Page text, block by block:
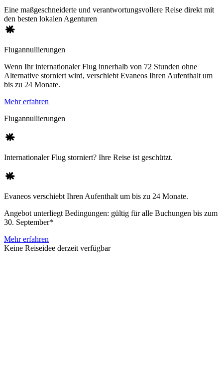
Eine maßgeschneiderte und verantwortungsvollere Reise direkt mit
den besten lokalen Agenturen
Flugannullierungen
Wenn Ihr internationaler Flug innerhalb von 72 Stunden ohne
Alternative storniert wird, verschiebt Evaneos Ihren Aufenthalt um
bis zu 24 Monate.
Mehr erfahren
Flugannullierungen
Internationaler Flug storniert? Ihre Reise ist geschützt.
Evaneos verschiebt Ihren Aufenthalt um bis zu 24 Monate.
Angebot unterliegt Bedingungen: gültig für alle Buchungen bis zum
30. September*
Mehr erfahren
Keine Reiseidee derzeit verfügbar